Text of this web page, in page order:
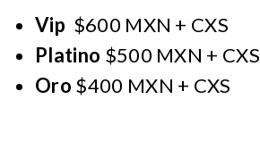
Vip $600 MXN + CXS
Platino $500 MXN + CXS
Oro $400 MXN + CXS